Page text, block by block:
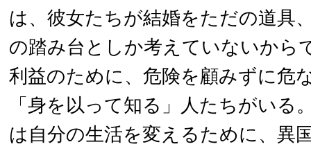
は、彼女たちが結婚をただの道具
の踏み台としか考えていないから
利益のために、危険を顧みずに危
「身を以って知る」人たちがいる
は自分の生活を変えるために、異